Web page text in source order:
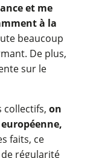
et me
à la
beaucoup
De plus,
sur le
collectifs, on
faits, ce
régularité